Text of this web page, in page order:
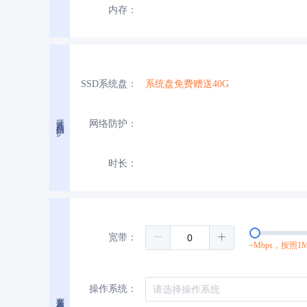
内存：
硬盘与防护
SSD系统盘： 系统盘免费赠送40G
网络防护：
时长：
宽带与操作系统
宽带：
~Mbps，按照
操作系统：